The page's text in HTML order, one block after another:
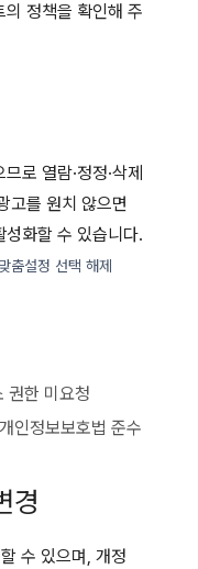
정책을 확인해 주
로 열람·정정·삭제
고를 원치 않으면
화할 수 있습니다.
설정 선택 해제
권한 미요청
인정보보호법 준수
경
수 있으며, 개정